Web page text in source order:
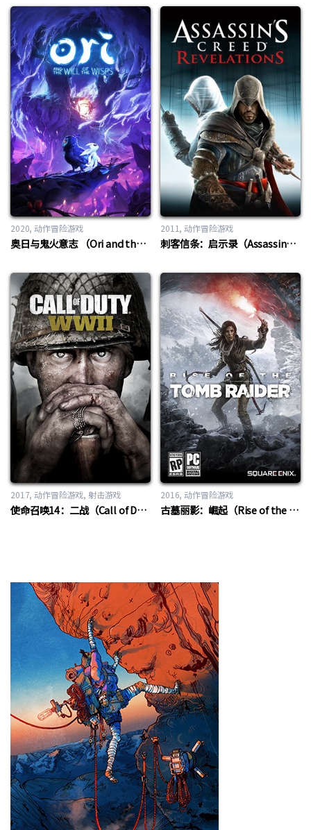
2020 动作冒险游戏
奥日与鬼火意志 （Ori and the Will of the Wisps）
2011 动作冒险游戏
刺客信条：启示录（Assassin’s Creed：Revelations）
2017 动作冒险游戏, 射击游戏
使命召唤14：二战（Call of Duty 14：WWII）
2016 动作冒险游戏
古墓丽影：崛起（Rise of the Tomb Raider）